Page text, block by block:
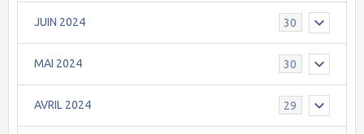
JUIN 2024 30
MAI 2024 30
AVRIL 2024 29